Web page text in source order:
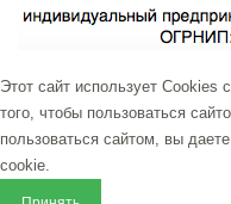
Этот сайт использует Cookies
того, чтобы пользоваться
пользоваться сайтом, вы
cookie.